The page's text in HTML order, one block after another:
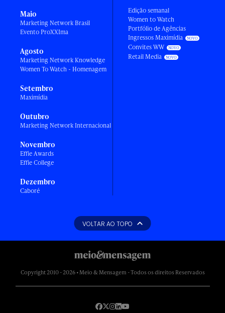
Maio
Marketing Network Brasil
Evento ProXXIma
Agosto
Marketing Network Knowledge
Women To Watch - Homenagem
Setembro
Maximídia
Outubro
Marketing Network Internacional
Novembro
Effie Awards
Effie College
Dezembro
Caboré
Edição semanal
Women to Watch
Portfólio de Agências
Ingressos Maximídia
Convites WW
Retail Media
VOLTAR AO TOPO
Copyright 2010 - 2026 • Meio & Mensagem - Todos os direitos Reservados